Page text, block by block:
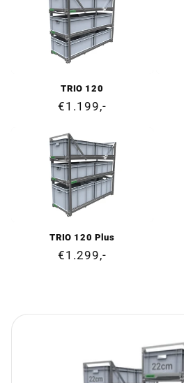
TRIO 120
Cena
€1.199,-
TRIO 120 Plus
Cena
€1.299,-